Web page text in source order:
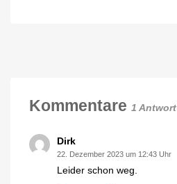
Euro
Kommentare 1 Antwort
Dirk
22. Dezember 2023 um 12:43 Uhr
Leider schon weg.